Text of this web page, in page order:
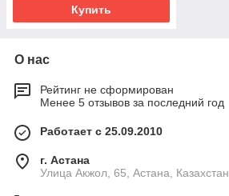
Купить
О нас
Рейтинг не сформирован
Менее 5 отзывов за последний год
Работает с 25.09.2010
г. Астана
Улица Акжол, 65, Астана, Казахстан